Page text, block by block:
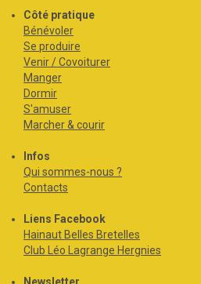
Côté pratique
Bénévoler
Se produire
Venir / Covoiturer
Manger
Dormir
S'amuser
Marcher & courir
Infos
Qui sommes-nous ?
Contacts
Liens Facebook
Hainaut Belles Bretelles
Club Léo Lagrange Hergnies